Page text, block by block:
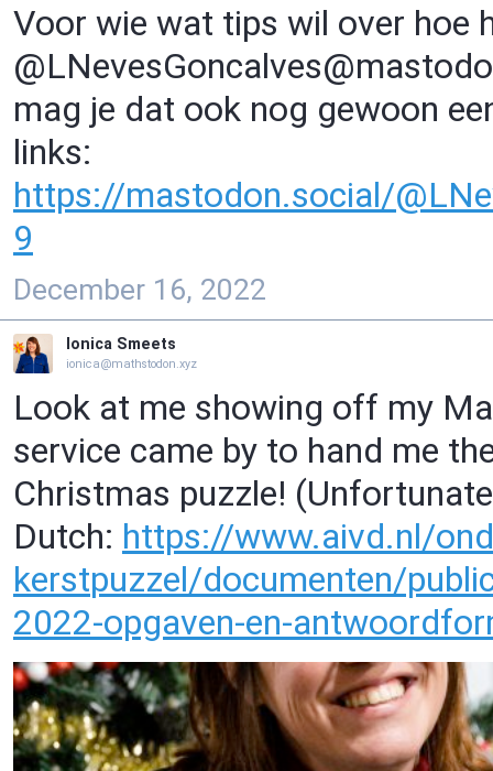
Voor wie wat tips wil over hoe
mag je dat ook nog gewoon
links:
https://mastodon.social/
9
December 16, 2022
Ionica Smeets
ionica@mathstodon.xyz
Look at me showing off my
service came by to hand me
Christmas puzzle!
Dutch: https://www.aivd.nl/
kerstpuzzel/documenten/
2022-opgaven-en-